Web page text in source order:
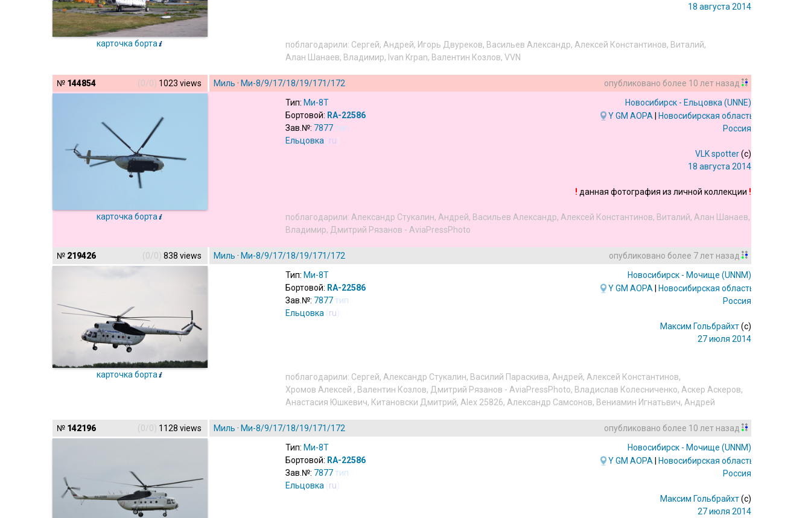
карточка борта
18 августа 2014
поблагодарили: Сергей, Андрей, Игорь Двуреков, Васильев Александр, Алексей Константинов, Виталий,
Алан Шанаев, Владимир, Ivan Krpan, Валентин Козлов, VVN
№ 144854 (0/0) 1023 views Миль · Ми-8/9/17/18/19/171/172 опубликовано более 10 лет назад
карточка борта
Тип: Ми-8Т
Бортовой: RA-22586
Зав.№: 7877тип
Ельцовка
ru
Новосибирск - Ельцовка (UNNE)
Y GM AOPA
Новосибирская область
Россия
VLK spotter(c)
18 августа 2014
! данная фотография из личной коллекции !
поблагодарили: Александр Стукалин, Андрей, Васильев Александр, Алексей Константинов, Виталий, Алан Шанаев,
Владимир, Дмитрий Рязанов - AviaPressPhoto
№ 219426 (0/0) 838 views Миль · Ми-8/9/17/18/19/171/172 опубликовано более 7 лет назад
карточка борта
Тип: Ми-8Т
Бортовой: RA-22586
Зав.№: 7877тип
Ельцовка
ru
Новосибирск - Мочище (UNNM)
Y GM AOPA
Новосибирская область
Россия
Максим Гольбрайхт(c)
27 июля 2014
поблагодарили: Сергей, Александр Стукалин, Василий Параскива, Андрей, Алексей Константинов,
Хромов Алексей , Валентин Козлов, Дмитрий Рязанов - AviaPressPhoto, Владислав Колесниченко, Аскер Аскеров,
Анастасия Юшкевич, Китановски Дмитрий, Alex 25826, Александр Самсонов, Вениамин Игнатьвич, Андрей
№ 142196 (0/0) 1128 views Миль · Ми-8/9/17/18/19/171/172 опубликовано более 10 лет назад
Тип: Ми-8Т
Бортовой: RA-22586
Зав.№: 7877тип
Ельцовка
ru
Новосибирск - Мочище (UNNM)
Y GM AOPA
Новосибирская область
Россия
Максим Гольбрайхт(c)
27 июля 2014